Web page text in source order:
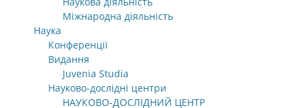
Міжнародна діяльність
Наука
Конференції
Видання
Juvenia Studia
Науково-дослідні центри
НАУКОВО-ДОСЛІДНИЙ ЦЕНТР